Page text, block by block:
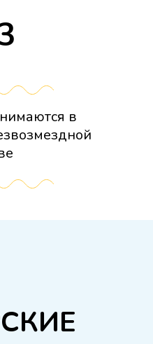
в